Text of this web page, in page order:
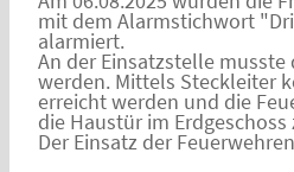
mit dem Alarmstichwort
alarmiert.
An der Einsatzstelle
werden. Mittels Steckleiter
erreicht werden und die
die Haustür im Erdgeschoss
Der Einsatz der